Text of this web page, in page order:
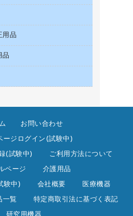
ファイル
るファイル
綴込表紙
品
クス
ペーパー
ペーパー
製品
板用品
イ用品
袋
品
ト
ライト
電池
灯
アクセサリー
／延長コード
調理家電
製品
家電
文具
プ
ター
用品
ンシル
ンシル用替芯
（ゲルインク）
品
のり
ラー本体
ル針
のり クリーナー
テープ
ター
り
食品・飲料）
お問い合わせ
ージログイン(試験中)
(試験中) ご利用方法について
ページ 介護用品
験中) 会社概要 医療機器
一覧 特定商取引法に基づく表記